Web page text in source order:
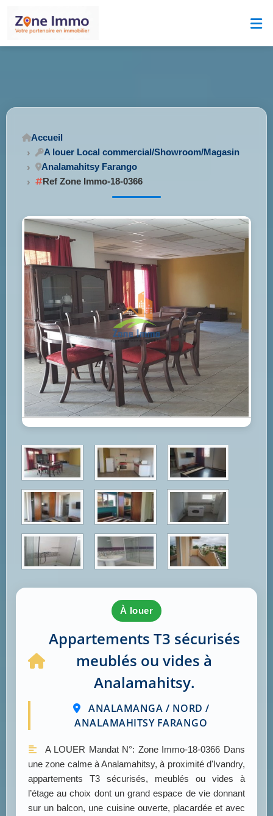
Accueil
A louer Local commercial/Showroom/Magasin
Analamahitsy Farango
Ref Zone Immo-18-0366
à louer
Appartements T3 sécurisés
meublés ou vides à
Analamahitsy.
ANALAMANGA / NORD /
ANALAMAHITSY FARANGO
A LOUER Mandat N°: Zone Immo-18-0366 Dans
une zone calme à Analamahitsy, à proximité d'Ivandry,
appartements T3 sécurisés, meublés ou vides à
l’étage au choix dont un grand espace de vie donnant
sur un balcon, une cuisine ouverte, placardée et avec